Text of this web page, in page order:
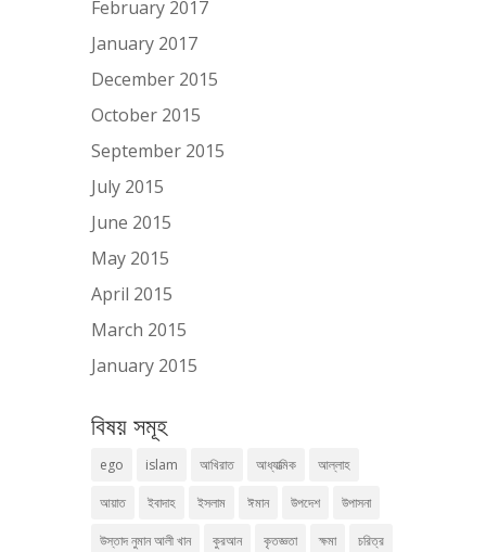
February 2017
January 2017
December 2015
October 2015
September 2015
July 2015
June 2015
May 2015
April 2015
March 2015
January 2015
বিষয় সমূহ
ego islam আখিরাত আধ্যাত্মিক আল্লাহ
আয়াত ইবাদাহ ইসলাম ঈমান উপদেশ উপাসনা
উস্তাদ নুমান আলী খান কুরআন কৃতজ্ঞতা ক্ষমা চরিত্র